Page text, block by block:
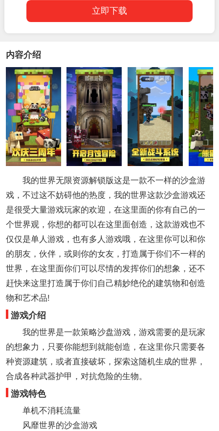
立即下载
内容介绍
我的世界无限资源解锁版这是一款不一样的沙盒游
戏，不过这不妨碍他的热度，我的世界这款沙盒游戏还
是很受大量游戏玩家的欢迎，在这里面的你有自己的一
个世界观，你想的都可以在这里面创造，这款游戏也不
仅仅是单人游戏，也有多人游戏哦，在这里你可以和你
的朋友，伙伴，或则你的女友，打造属于你们不一样的
世界，在这里面你们可以尽情的发挥你们的想象，还不
赶快来这里打造属于你们自己精妙绝伦的建筑物和创造
物和艺术品!
游戏介绍
我的世界是一款策略沙盘游戏，游戏需要的是玩家
的想象力，只要你能想到就能创造，在这里你只需要各
种资源建筑，或者直接破坏，探索这随机生成的世界，
合成各种武器护甲，对抗危险的生物。
游戏特色
单机不消耗流量
风靡世界的沙盒游戏